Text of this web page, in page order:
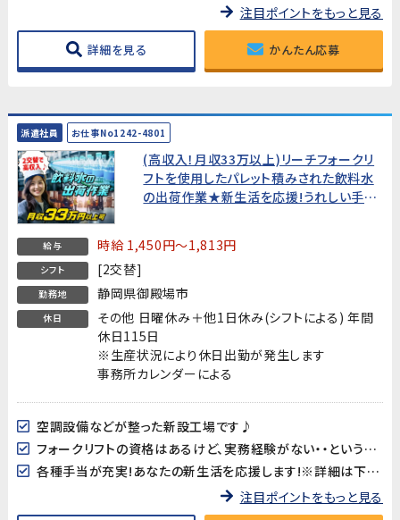
注目ポイントをもっと見る
詳細を見る かんたん応募
派遣社員 お仕事No1242-4801
(高収入！月収33万以上)リーチフォークリ
フトを使用したパレット積みされた飲料水
の出荷作業★新生活を応援!うれしい手当
給与 時給 1,450円～1,813円
シフト [2交替]
勤務地 静岡県御殿場市
休日
その他 日曜休み＋他1日休み(シフトによる) 年間
休日115日
※生産状況により休日出勤が発生します
事務所カレンダーによる
空調設備などが整った新設工場です♪
フォークリフトの資格はあるけど、実務経験がない・・という方もOK♪
各種手当が充実!あなたの新生活を応援します!※詳細は下記キャンペーン情報欄を御確認ください。
注目ポイントをもっと見る